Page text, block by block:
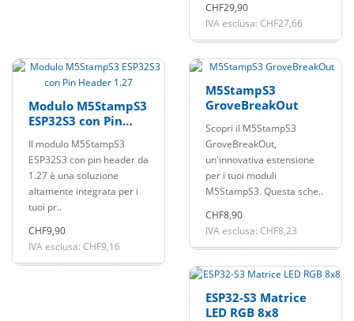
CHF29,90
IVA esclusa: CHF27,66
Modulo M5StampS3
ESP32S3 con Pin
Il modulo M5StampS3
ESP32S3 con pin header da
1.27 è una soluzione
altamente integrata per i
tuoi pr..
CHF9,90
IVA esclusa: CHF9,16
M5StampS3
GroveBreakOut
Scopri il M5StampS3
GroveBreakOut,
un'innovativa estensione
per i tuoi moduli
M5StampS3. Questa sche..
CHF8,90
IVA esclusa: CHF8,23
ESP32-S3 Matrice
LED RGB 8x8